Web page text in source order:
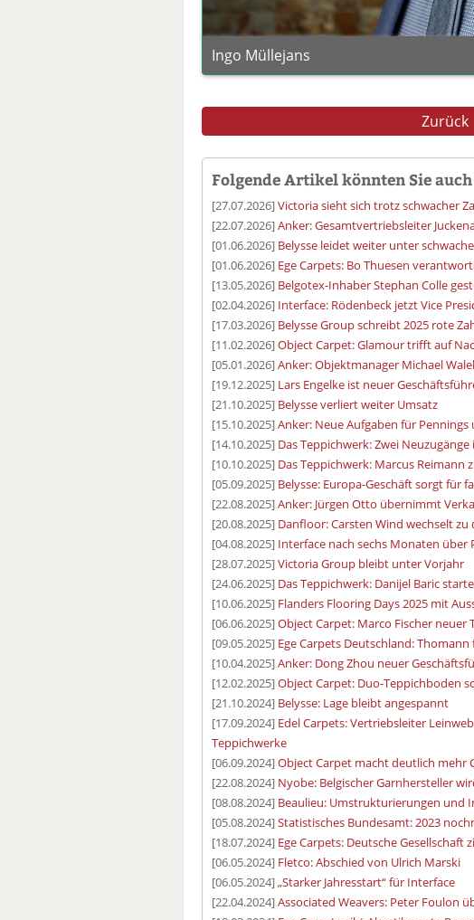
Ingo Müllejans
Zurück
Folgende Artikel könnten Sie
[27.07.2026]Victoria sieht sich trotz schwacher
[22.07.2026]Anker: Gesamtvertriebsleiter
[01.06.2026] Belysse leidet weiter unter
[01.06.2026] Ege Carpets: Bo Thuesen
[13.05.2026] Belgotex-Inhaber Stephan Colle
[02.04.2026] Interface: Rödenbeck jetzt Vice
[17.03.2026] Belysse Group schreibt 2025 rote
[11.02.2026]Object Carpet: Glamour trifft auf
[05.01.2026]Anker: Objektmanager Michael
[19.12.2025] Lars Engelke ist neuer
[21.10.2025] Belysse verliert weiter Umsatz
[15.10.2025]Anker: Neue Aufgaben für Pennings
[14.10.2025] Das Teppichwerk: Zwei
[10.10.2025] Das Teppichwerk: Marcus Reimann
[05.09.2025] Belysse: Europa-Geschäft sorgt für
[22.08.2025]Anker: Jürgen Otto übernimmt
[20.08.2025] Danfloor: Carsten Wind wechselt
[04.08.2025] Interface nach sechs Monaten über
[28.07.2025]Victoria Group bleibt unter Vorjahr
[24.06.2025] Das Teppichwerk: Danijel Baric
[10.06.2025] Flanders Flooring Days 2025 mit
[06.06.2025]Object Carpet: Marco Fischer neuer
[09.05.2025] Ege Carpets Deutschland:
[10.04.2025]Anker: Dong Zhou neuer
[12.02.2025]Object Carpet: Duo-Teppichboden
[21.10.2024] Belysse: Lage bleibt angespannt
[17.09.2024] Edel Carpets: Vertriebsleiter
Teppichwerke
[06.09.2024]Object Carpet macht deutlich mehr
[22.08.2024] Nyobe: Belgischer Garnhersteller
[08.08.2024] Beaulieu: Umstrukturierungen und
[05.08.2024]Statistisches Bundesamt: 2023
[18.07.2024] Ege Carpets: Deutsche Gesellschaft
[06.05.2024] Fletco: Abschied von Ulrich Marski
[06.05.2024]„Starker Jahresstart“ für Interface
[22.04.2024]Associated Weavers: Peter Foulon